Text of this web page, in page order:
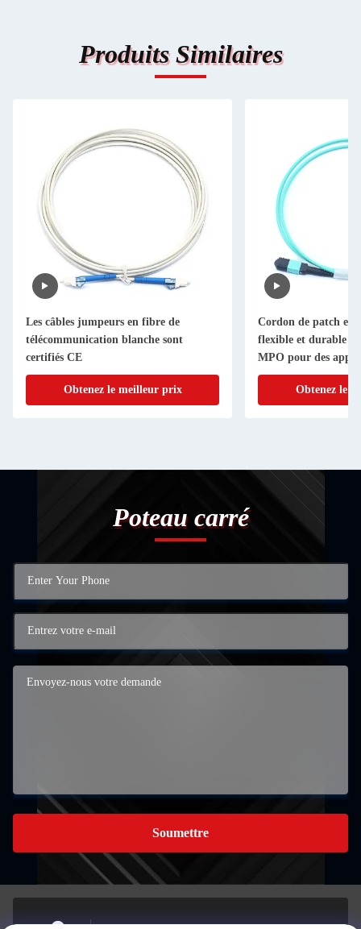
Produits Similaires
Les câbles jumpeurs en fibre de
télécommunication blanche sont
certifiés CE
Obtenez le meilleur prix
Cordon de patch en
flexible et durable
MPO pour des
polyvalentes
Obtenez le
Poteau carré
Soumettre